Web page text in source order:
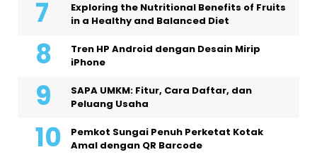
Exploring the Nutritional Benefits of Fruits
in a Healthy and Balanced Diet
Tren HP Android dengan Desain Mirip
iPhone
SAPA UMKM: Fitur, Cara Daftar, dan
Peluang Usaha
Pemkot Sungai Penuh Perketat Kotak
Amal dengan QR Barcode